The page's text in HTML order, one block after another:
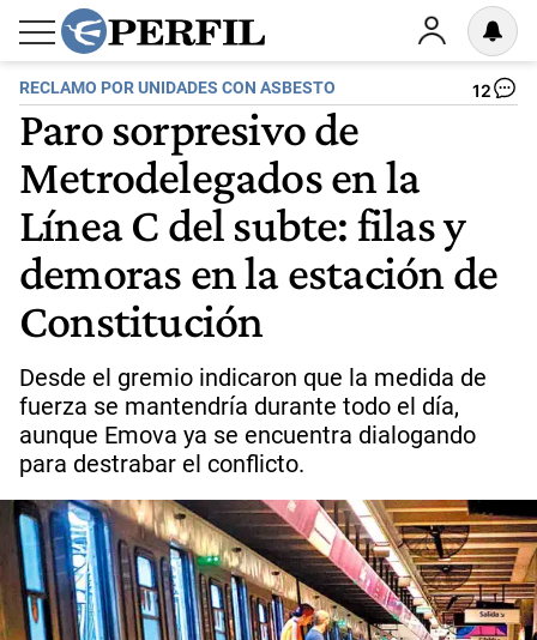
RECLAMO POR UNIDADES CON ASBESTO 12
Paro sorpresivo de
Metrodelegados en la
Línea C del subte: filas y
demoras en la estación de
Constitución
Desde el gremio indicaron que la medida de
fuerza se mantendría durante todo el día,
aunque Emova ya se encuentra dialogando
para destrabar el conflicto.